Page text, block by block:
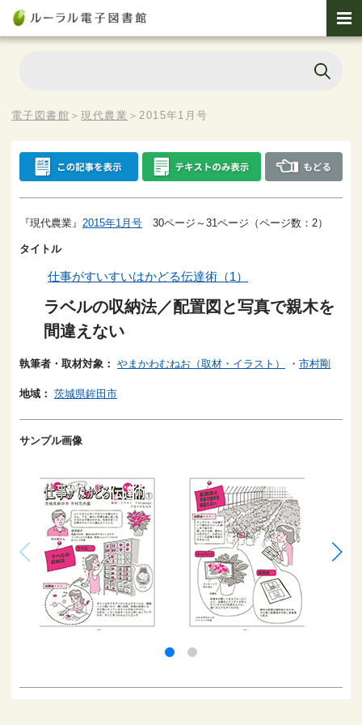
電子図書館 ＞現代農業 ＞2015年1月号
『現代農業』 2015年1月号 30ページ～31ページ（ページ数：2）
タイトル
仕事がすいすいはかどる伝達術（1）
ラベルの収納法／配置図と写真で親木を
間違えない
執筆者・取材対象： やまかわむねお（取材・イラスト） ・ 市村剛
地域： 茨城県鉾田市
サンプル画像